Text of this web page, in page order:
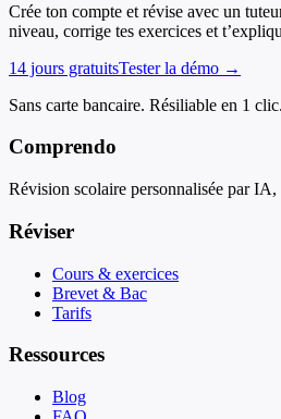
Crée ton compte et révise avec un
niveau, corrige tes exercices et
14 jours gratuitsTester la démo →
Sans carte bancaire. Résiliable en 1 clic.
Comprendo
Révision scolaire personnalisée par
Réviser
Cours & exercices
Brevet & Bac
Tarifs
Ressources
Blog